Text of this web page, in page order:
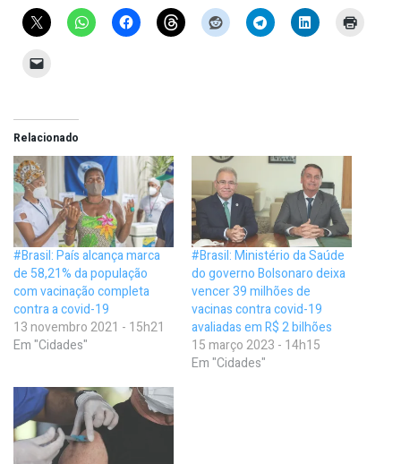
Relacionado
#Brasil: País alcança marca
de 58,21% da população
com vacinação completa
contra a covid-19
13 novembro 2021 - 15h21
Em "Cidades"
#Brasil: Ministério da Saúde
do governo Bolsonaro deixa
vencer 39 milhões de
vacinas contra covid-19
avaliadas em R$ 2 bilhões
15 março 2023 - 14h15
Em "Cidades"